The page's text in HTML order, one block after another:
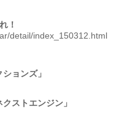
！
detail/index_150312.html
ョンズ」
ストエンジン」